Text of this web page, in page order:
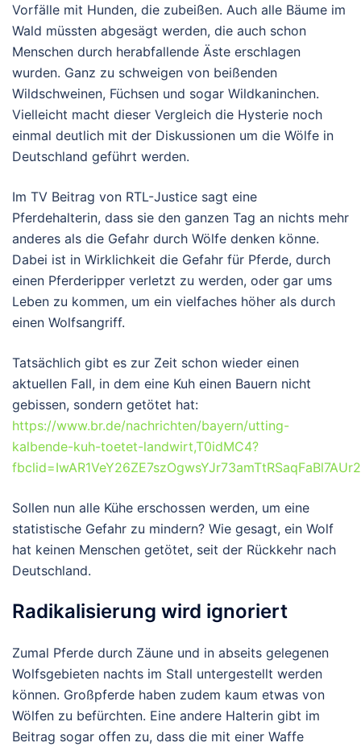
Vorfälle mit Hunden, die zubeißen. Auch alle Bäume im
Wald müssten abgesägt werden, die auch schon
Menschen durch herabfallende Äste erschlagen
wurden. Ganz zu schweigen von beißenden
Wildschweinen, Füchsen und sogar Wildkaninchen.
Vielleicht macht dieser Vergleich die Hysterie noch
einmal deutlich mit der Diskussionen um die Wölfe in
Deutschland geführt werden.
Im TV Beitrag von RTL-Justice sagt eine
Pferdehalterin, dass sie den ganzen Tag an nichts mehr
anderes als die Gefahr durch Wölfe denken könne.
Dabei ist in Wirklichkeit die Gefahr für Pferde, durch
einen Pferderipper verletzt zu werden, oder gar ums
Leben zu kommen, um ein vielfaches höher als durch
einen Wolfsangriff.
Tatsächlich gibt es zur Zeit schon wieder einen
aktuellen Fall, in dem eine Kuh einen Bauern nicht
gebissen, sondern getötet hat:
https://www.br.de/nachrichten/bayern/utting-
kalbende-kuh-toetet-landwirt,T0idMC4?
Sollen nun alle Kühe erschossen werden, um eine
statistische Gefahr zu mindern? Wie gesagt, ein Wolf
hat keinen Menschen getötet, seit der Rückkehr nach
Deutschland.
Radikalisierung wird ignoriert
Zumal Pferde durch Zäune und in abseits gelegenen
Wolfsgebieten nachts im Stall untergestellt werden
können. Großpferde haben zudem kaum etwas von
Wölfen zu befürchten. Eine andere Halterin gibt im
Beitrag sogar offen zu, dass die mit einer Waffe